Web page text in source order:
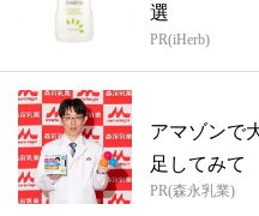
選
PR(iHerb)
アマゾンで
足してみて
PR(森永乳業)